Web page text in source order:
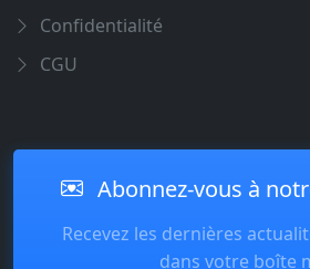
Confidentialité
CGU
Abonnez-vous à
Recevez les dernières
dans votre boîte